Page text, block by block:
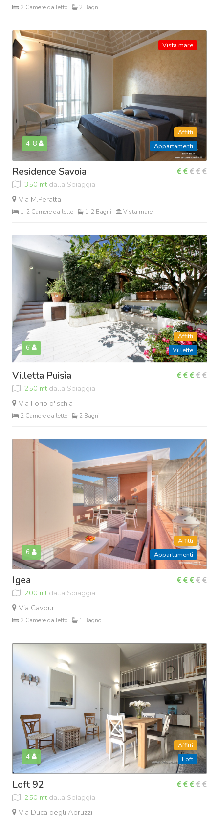
2 Camere da letto 2 Bagni
4-8
Affitti
Appartamenti
Vista mare
Residence Savoia
350 mtdalla Spiaggia
Via M.Peralta
1-2 Camere da letto 1-2 Bagni Vista mare
6
Affitti
Villette
Villetta Puisìa
250 mtdalla Spiaggia
Via Forio d'Ischia
2 Camere da letto 2 Bagni
6
Affitti
Appartamenti
Igea
200 mtdalla Spiaggia
Via Cavour
2 Camere da letto 1 Bagno
4
Affitti
Loft
Loft 92
250 mtdalla Spiaggia
Via Duca degli Abruzzi